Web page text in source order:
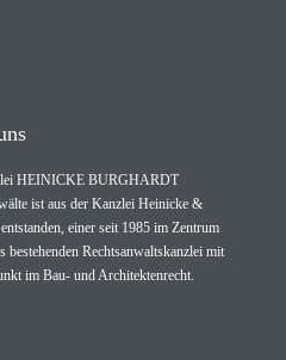
HEINICKE BURGHARDT
ist aus der Kanzlei Heinicke &
einer seit 1985 im Zentrum
bestehenden Rechtsanwaltskanzlei mit
im Bau- und Architektenrecht.